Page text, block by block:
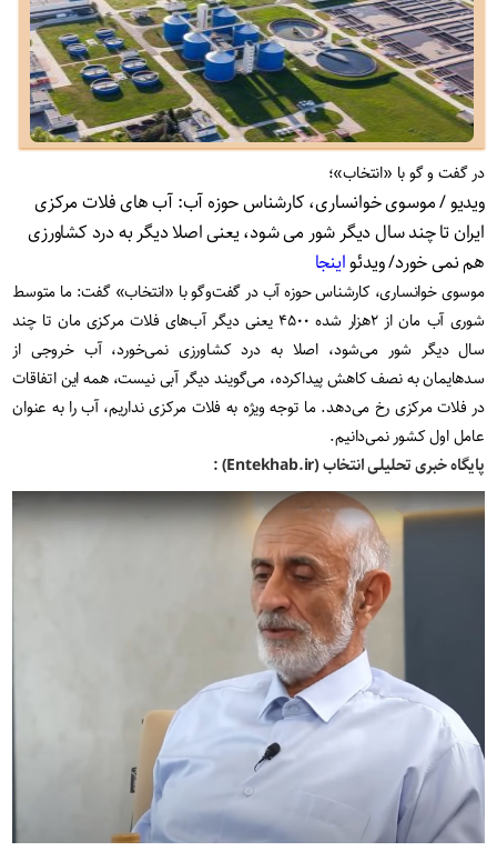
در گفت و گو با «انتخاب»؛
ویدیو / موسوی خوانساری، کارشناس حوزه آب: آب های فلات مرکزی
ایران تا چند سال دیگر شور می شود، یعنی اصلا دیگر به درد کشاورزی
هم نمی خورد/ ویدئواینجا
موسوی خوانساری، کارشناس حوزه آب در گفت‌و‌گو با «انتخاب» گفت: ما متوسط
شوری آب مان از ۲هزار شده ۴۵۰۰ یعنی دیگر آب‌های فلات مرکزی مان تا چند
سال دیگر شور می‌شود، اصلا به درد کشاورزی نمی‌خورد، آب خروجی از
سدهایمان به نصف کاهش پیداکرده، می‌گویند دیگر آبی نیست، همه این اتفاقات
در فلات مرکزی رخ می‌دهد. ما توجه ویژه به فلات مرکزی نداریم، آب را به عنوان
عامل اول کشور نمی‌دانیم.
پایگاه خبری تحلیلی انتخاب (Entekhab.ir) :